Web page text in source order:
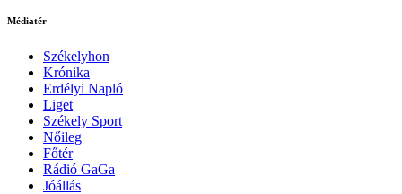
Médiatér
Székelyhon
Krónika
Erdélyi Napló
Liget
Székely Sport
Nőileg
Főtér
Rádió GaGa
Jóállás